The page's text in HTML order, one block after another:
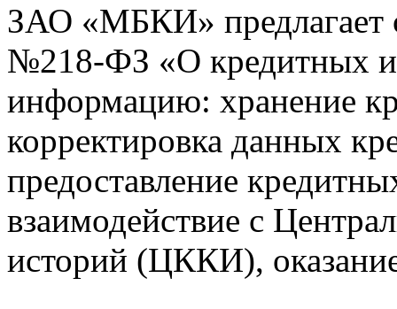
ЗАО «МБКИ» предлагает
№218-ФЗ «О кредитных
информацию: хранение
корректировка данных
предоставление
взаимодействие с
историй (ЦККИ),